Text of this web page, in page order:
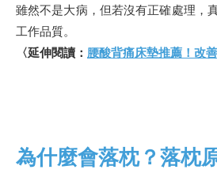
雖然不是大病，但若沒有正確處理，
工作品質。
〈延伸閱讀： 腰酸背痛床墊推薦！改
為什麼會落枕？落枕